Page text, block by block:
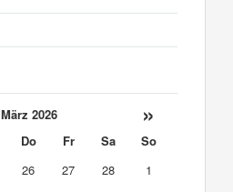
März 2026 »
Do Fr Sa
So
26 27 28
1